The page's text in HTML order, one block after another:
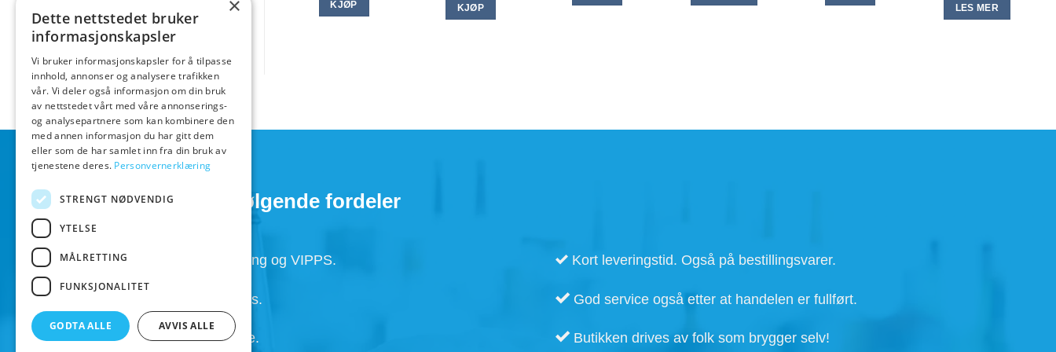
kr 1.399,00.
KJØP KJØP LES MER
Hos BeerGear har du følgende fordeler
Faktura, Utsett betaling , Avbetaling og VIPPS.
Super service med kunden i fokus.
Henting av ordre 24/7 etter avtale.
Kort leveringstid. Også på bestillingsvarer.
God service også etter at handelen er fullført.
Butikken drives av folk som brygger selv!
×
Dette nettstedet bruker
informasjonskapsler
Vi bruker informasjonskapsler for å tilpasse
innhold, annonser og analysere trafikken
vår. Vi deler også informasjon om din bruk
av nettstedet vårt med våre annonserings-
og analysepartnere som kan kombinere den
med annen informasjon du har gitt dem
eller som de har samlet inn fra din bruk av
tjenestene deres. Personvernerklæring
STRENGT NØDVENDIG
YTELSE
MÅLRETTING
FUNKSJONALITET
GODTA ALLE AVVIS ALLE